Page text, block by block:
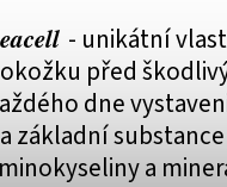
- unikátní
před
dne
základní
a